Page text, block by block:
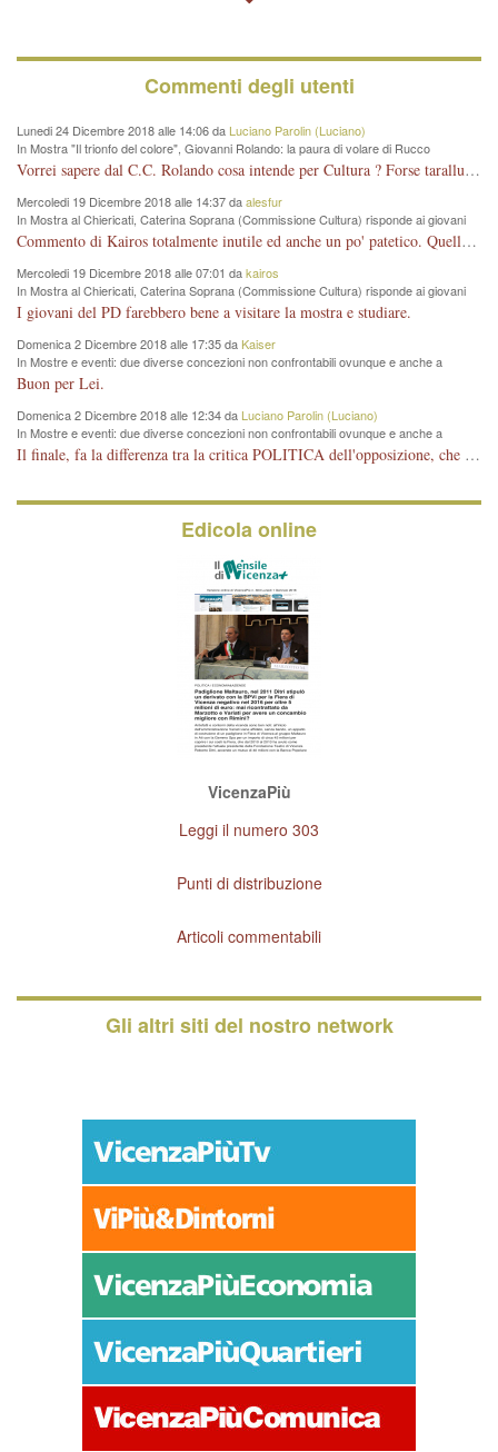
Commenti degli utenti
Lunedi 24 Dicembre 2018 alle 14:06 da Luciano Parolin (Luciano)
In Mostra "Il trionfo del colore", Giovanni Rolando: la paura di volare di Rucco
Vorrei sapere dal C.C. Rolando cosa intende per Cultura ? Forse tarallucci, vino e sagre, o spaghetti tricolori del PD ? Il continuo (s)parlare della mostra a Palazzo Chiericati caro consigliere DANNEGGIA FORTEMENTE l'immagine della città TUTTA e fa deviare i consensi che in RUSSIA (badi bene ex U.R.S.S.) sono ECCELLENTI. A livello artistico l'evento è di alta Valenza culturale, COMPITO di Tutta la Cittadinanza fare il possibile per propagandare l'iniziativa senza farne UN CASO PARTITICO come fa Lei da sempre. Meno Gazebo + Partecipazione! E così sia. Amen.
Mercoledi 19 Dicembre 2018 alle 14:37 daalesfur
In Mostra al Chiericati, Caterina Soprana (Commissione Cultura) risponde ai giovani
del Pd: "realizzata a costo zero per il Comune"
Commento di Kairos totalmente inutile ed anche un po' patetico. Quella che è completamente mancata è stata la promozione internazionale dell'evento effettuata da chi lo sa fare, l'amministrazione in questo è stata totalmente assente relegando al provincialismo una mostra che meritava ben altre platee ed i risultati sono sotto gli occhi di tutti. Su questo bisogna parlare, il fatto di averla organizzata al Chiericati certo non ha aiutato ma è un aspetto secondario rispetto a quello della promozione. In città con le mostre organizzate da Goldin - che certo ha fatto principalmente i suoi interessi, ma ne ha comunque beneficiato la città in immagine e commercio per il centro - arrivavano giornalmente pullman carichi di turisti. Dove sono i turisti ora?
Mercoledi 19 Dicembre 2018 alle 07:01 dakairos
In Mostra al Chiericati, Caterina Soprana (Commissione Cultura) risponde ai giovani
del Pd: "realizzata a costo zero per il Comune"
I giovani del PD farebbero bene a visitare la mostra e studiare.
Domenica 2 Dicembre 2018 alle 17:35 daKaiser
In Mostre e eventi: due diverse concezioni non confrontabili ovunque e anche a
Vicenza
Buon per Lei.
Domenica 2 Dicembre 2018 alle 12:34 da Luciano Parolin (Luciano)
In Mostre e eventi: due diverse concezioni non confrontabili ovunque e anche a
Vicenza
Il finale, fa la differenza tra la critica POLITICA dell'opposizione, che ha perso le elezioni ed è minoranza e non trova altri argomenti per politicizzare sul sito qua o là ? La critica d'arte invece è un'altra cosa che lascio agli altri. Per ora mi basta la lezione magistrale del prof. Giulianati.
Edicola online
VicenzaPiù
Leggi il numero 303
Punti di distribuzione
Articoli commentabili
Gli altri siti del nostro network